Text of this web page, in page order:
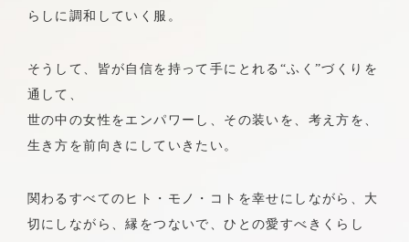
ONLINE SHOP
DIRECTOR’S INSTAGRAM
らしに調和していく服。
そうして、皆が自信を持って手にとれる“ふく”づくりを
通して、
世の中の女性をエンパワーし、その装いを、考え方を、
生き方を前向きにしていきたい。
関わるすべてのヒト・モノ・コトを幸せにしながら、大
切にしながら、縁をつないで、ひとの愛すべきくらし